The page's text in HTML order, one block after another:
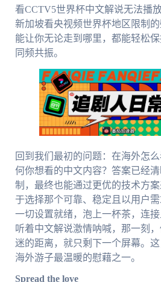
看CCTV5世界杯中文解说无法播
新加坡看央视频世界杯地区限制
能让你无论走到哪里，都能轻松
同频共振。
回到我们最初的问题：在海外怎
何你想看的中文内容？答案已经
制，最终也能通过更优的技术方
于选择那个可靠、稳定且以用户
一切设置就绪，泡上一杯茶，连接
听着中文解说激情呐喊，那一刻
迷的距离，就只剩下一个屏幕。
海外游子最温暖的慰藉之一。
Spread the love